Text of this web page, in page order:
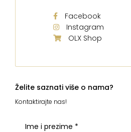
Facebook
Instagram
OLX Shop
Želite saznati više o nama?
Kontaktirajte nas!
Ime i prezime *